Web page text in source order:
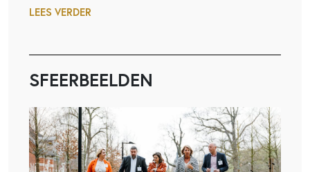
LEES VERDER
SFEERBEELDEN